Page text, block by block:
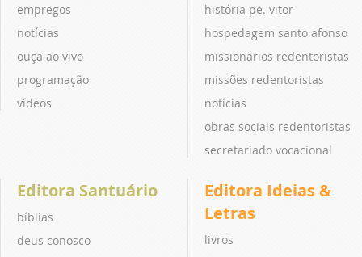
empregos
notícias
ouça ao vivo
programação
vídeos
história pe. vitor
hospedagem santo afonso
missionários redentoristas
missões redentoristas
notícias
obras sociais redentoristas
secretariado vocacional
Editora Santuário
bíblias
deus conosco
Editora Ideias &
Letras
livros